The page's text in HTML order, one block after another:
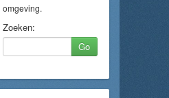
omgeving.
Zoeken:
Go